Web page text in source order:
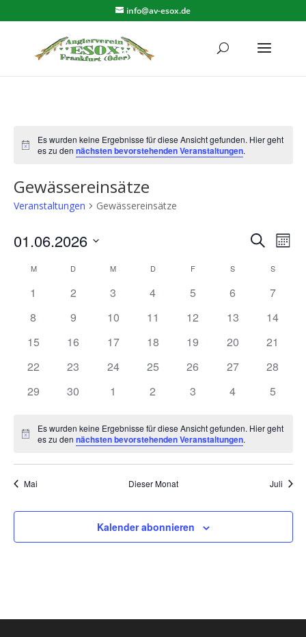
info@av-esox.de
Hinweis
Es wurden keine Ergebnisse für diese Ansicht gefunden. Hier geht
es zu dennächsten bevorstehenden Veranstaltungen.
Gewässereinsätze
Veranstaltungen Gewässereinsätze
und
Suche
01.06.2026
wählen.
Kalender
von
MMONTAG D DIENSTAGM MITTWOCH
DDONNERSTAG
FFREITAG S SAMSTAGS
0
1
0
2
0
3
0
4
0
5
0
6
0
7
0
8
0
9
0
10
0
11
0
12
0
13
0
14
0
15
0
16
0
17
0
18
0
19
0
20
0
21
0
22
0
23
0
24
0
25
0
26
0
27
0
28
0
29
0
30
0
1
0
2
0
3
0
4
0
5
Hinweis
Es wurden keine Ergebnisse für diese Ansicht gefunden. Hier geht
es zu dennächsten bevorstehenden Veranstaltungen.
Mai Dieser Monat Juli
Kalender abonnieren